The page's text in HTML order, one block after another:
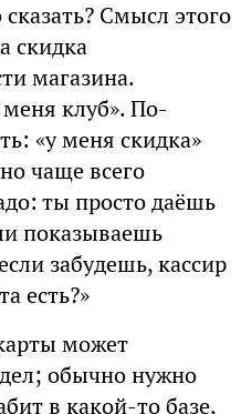
Смысл этого
скидка
магазина.
клуб». По-
«у меня скидка»
чаще всего
ты просто даёшь
показываешь
забудешь, кассир
есть?»
может
обычно нужно
в какой-то базе,